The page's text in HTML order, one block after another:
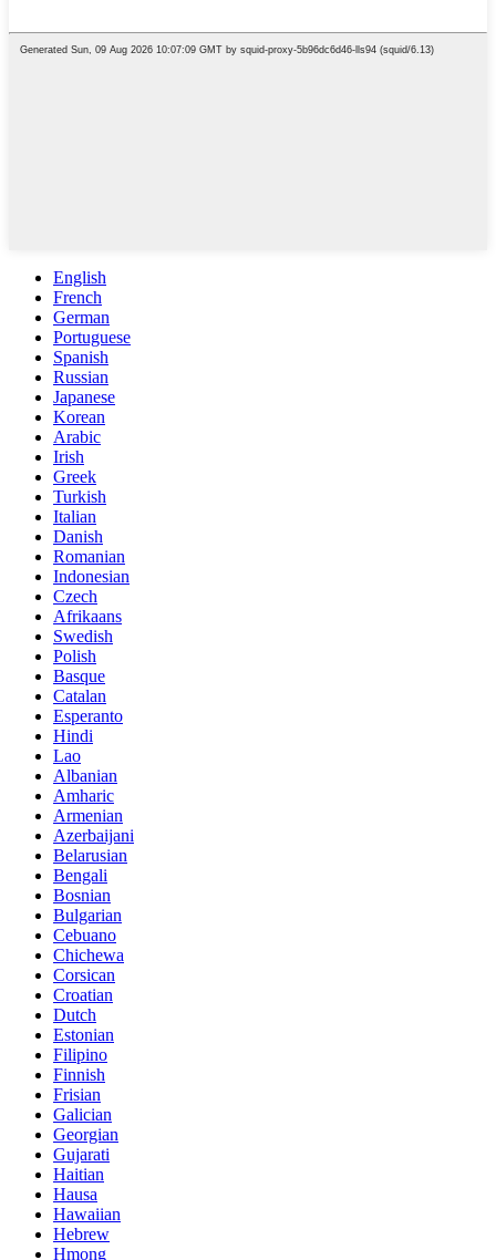
English
French
German
Portuguese
Spanish
Russian
Japanese
Korean
Arabic
Irish
Greek
Turkish
Italian
Danish
Romanian
Indonesian
Czech
Afrikaans
Swedish
Polish
Basque
Catalan
Esperanto
Hindi
Lao
Albanian
Amharic
Armenian
Azerbaijani
Belarusian
Bengali
Bosnian
Bulgarian
Cebuano
Chichewa
Corsican
Croatian
Dutch
Estonian
Filipino
Finnish
Frisian
Galician
Georgian
Gujarati
Haitian
Hausa
Hawaiian
Hebrew
Hmong